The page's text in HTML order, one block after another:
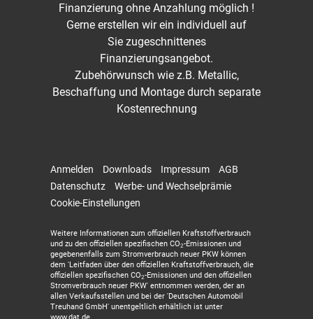
Finanzierung ohne Anzahlung möglich !
Gerne erstellen wir ein individuell auf
Sie zugeschnittenes
Finanzierungsangebot.
Zubehörwunsch wie z.B. Metallic,
Beschaffung und Montage durch separate
Kostenrechnung
Anmelden Downloads Impressum
AGB
Datenschutz
Werbe- und Wechselprämie
Cookie-Einstellungen
Weitere Informationen zum offiziellen Kraftstoffverbrauch
und zu den offiziellen spezifischen CO2-Emissionen und
gegebenenfalls zum Stromverbrauch neuer PKW können
dem 'Leitfaden über den offiziellen Kraftstoffverbrauch, die
offiziellen spezifischen CO2-Emissionen und den offiziellen
Stromverbrauch neuer PKW' entnommen werden, der an
allen Verkaufsstellen und bei der 'Deutschen Automobil
Treuhand GmbH' unentgeltlich erhältlich ist unter